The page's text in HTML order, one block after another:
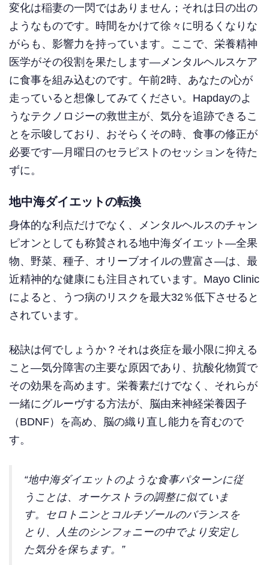
変化は稲妻の一閃ではありません；それは日の出の
ようなものです。時間をかけて徐々に明るくなりな
がらも、影響力を持っています。ここで、栄養精神
医学がその役割を果たします—メンタルヘルスケア
に食事を組み込むのです。午前2時、あなたの心が
走っていると想像してみてください。Hapdayのよ
うなテクノロジーの救世主が、気分を追跡できるこ
とを示唆しており、おそらくその時、食事の修正が
必要です—月曜日のセラピストのセッションを待た
ずに。
地中海ダイエットの転換
身体的な利点だけでなく、メンタルヘルスのチャン
ピオンとしても称賛される地中海ダイエット—全果
物、野菜、種子、オリーブオイルの豊富さ—は、最
近精神的な健康にも注目されています。Mayo Clinic
によると、うつ病のリスクを最大32％低下させると
されています。
秘訣は何でしょうか？それは炎症を最小限に抑える
こと—気分障害の主要な原因であり、抗酸化物質で
その効果を高めます。栄養素だけでなく、それらが
一緒にグルーヴする方法が、脳由来神経栄養因子
（BDNF）を高め、脳の織り直し能力を育むので
す。
“地中海ダイエットのような食事パターンに従
うことは、オーケストラの調整に似ていま
す。セロトニンとコルチゾールのバランスを
とり、人生のシンフォニーの中でより安定し
た気分を保ちます。”